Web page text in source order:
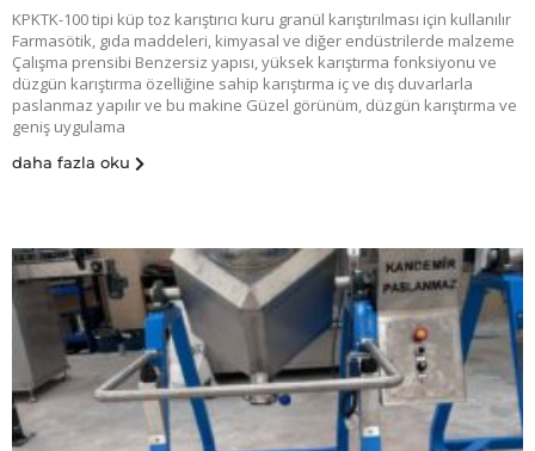
KPKTK-100 tipi küp toz karıştırıcı kuru granül karıştırılması için kullanılır
Farmasötik, gıda maddeleri, kimyasal ve diğer endüstrilerde malzeme
Çalışma prensibi Benzersiz yapısı, yüksek karıştırma fonksiyonu ve
düzgün karıştırma özelliğine sahip karıştırma iç ve dış duvarlarla
paslanmaz yapılır ve bu makine Güzel görünüm, düzgün karıştırma ve
geniş uygulama
daha fazla oku